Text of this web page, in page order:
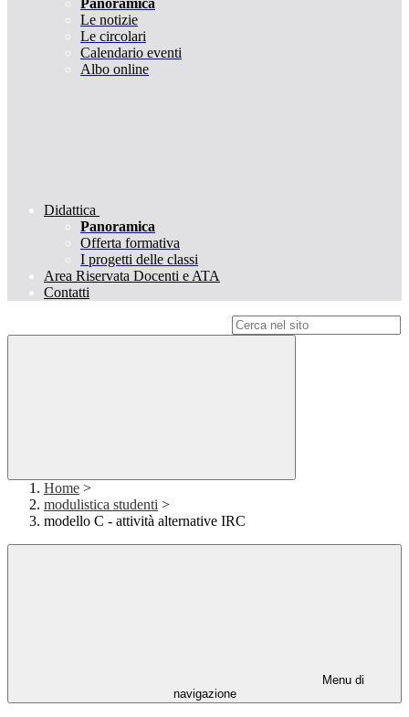
Panoramica
Le notizie
Le circolari
Calendario eventi
Albo online
Didattica
Panoramica
Offerta formativa
I progetti delle classi
Area Riservata Docenti e ATA
Contatti
Home >
modulistica studenti >
modello C - attività alternative IRC
Menu di
navigazione